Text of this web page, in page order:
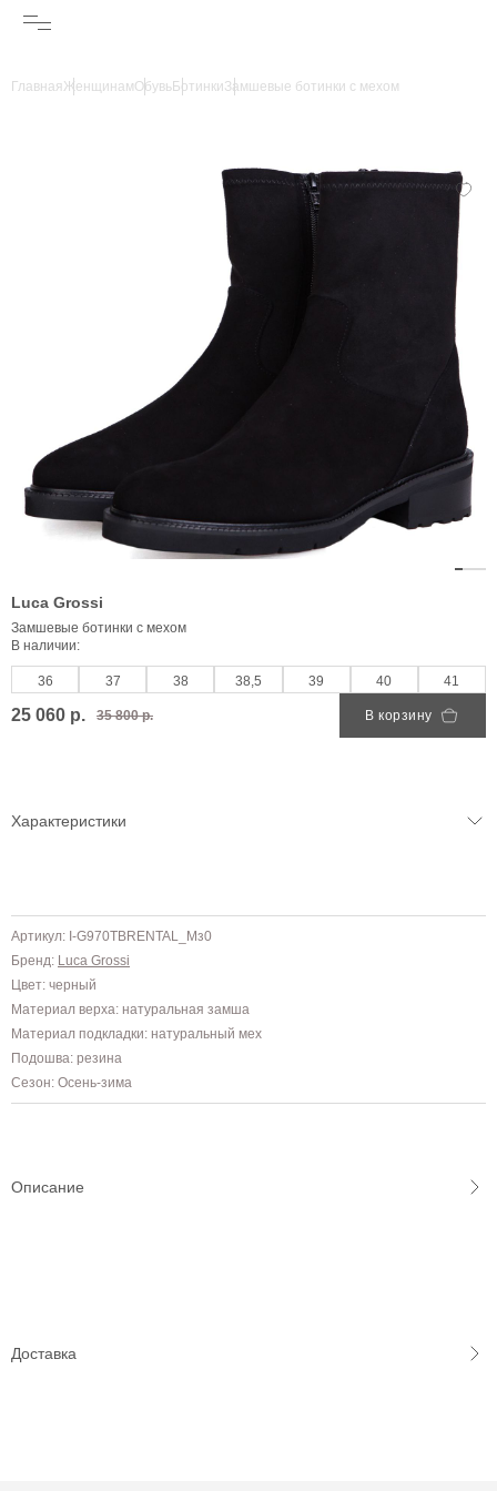
ГлавнаяЖенщинамОбувьБотинкиЗамшевые ботинки с мехом
Luca Grossi
Замшевые ботинки с мехом
В наличии:
36 37 38 38,5 39 40 41
25 060 р. 35 800 р. В корзину
Характеристики
Артикул: I-G970TBRENTAL_Мз0
Бренд: Luca Grossi
Цвет: черный
Материал верха: натуральная замша
Материал подкладки: натуральный мех
Подошва: резина
Сезон: Осень-зима
Описание
Доставка